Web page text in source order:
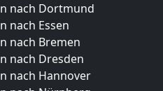
nach Dortmund
nach Essen
nach Bremen
nach Dresden
nach Hannover